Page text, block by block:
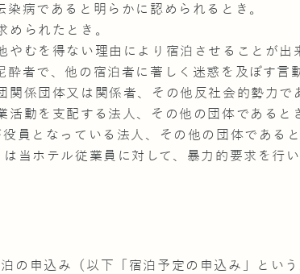
染病であると明らかに認められるとき。
められたとき。
やむを得ない理由により宿泊させることが出
酔者で、他の宿泊者に著しく迷惑を及ぼす言
関係団体又は関係者、その他反社会的勢力で
活動を支配する法人、その他の団体であると
員となっている法人、その他の団体であると
当ホテル従業員に対して、暴力的要求を行
の申込み（以下「宿泊予定の申込み」とい